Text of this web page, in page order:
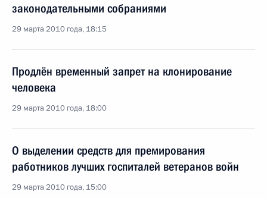
законодательными собраниями
29 марта 2010 года, 18:15
Продлён временный запрет на клонирование
человека
29 марта 2010 года, 18:00
О выделении средств для премирования
работников лучших госпиталей ветеранов войн
29 марта 2010 года, 15:00